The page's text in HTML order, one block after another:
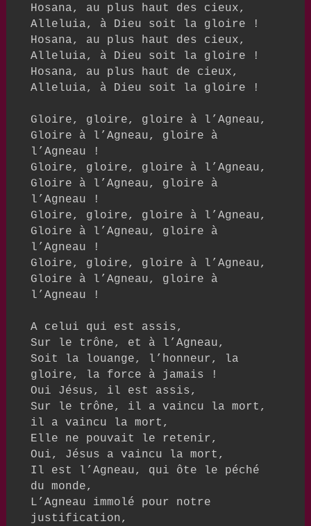
Hosana, au plus haut des cieux,
Alleluia, à Dieu soit la gloire !
Hosana, au plus haut des cieux,
Alleluia, à Dieu soit la gloire !
Hosana, au plus haut de cieux,
Alleluia, à Dieu soit la gloire !
Gloire, gloire, gloire à l’Agneau,
Gloire à l’Agneau, gloire à
l’Agneau !
Gloire, gloire, gloire à l’Agneau,
Gloire à l’Agneau, gloire à
l’Agneau !
Gloire, gloire, gloire à l’Agneau,
Gloire à l’Agneau, gloire à
l’Agneau !
Gloire, gloire, gloire à l’Agneau,
Gloire à l’Agneau, gloire à
l’Agneau !
A celui qui est assis,
Sur le trône, et à l’Agneau,
Soit la louange, l’honneur, la
gloire, la force à jamais !
Oui Jésus, il est assis,
Sur le trône, il a vaincu la mort,
il a vaincu la mort,
Elle ne pouvait le retenir,
Oui, Jésus a vaincu la mort,
Il est l’Agneau, qui ôte le péché
du monde,
L’Agneau immolé pour notre
justification,